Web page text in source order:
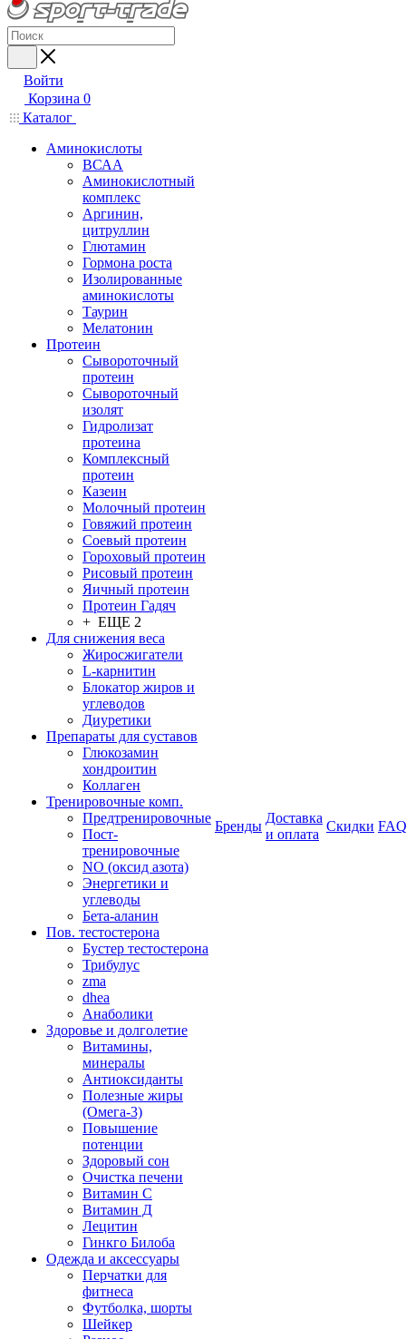
Войти
Корзина 0
Каталог
Аминокислоты
ВСАА
Аминокислотный
комплекс
Аргинин,
цитруллин
Глютамин
Гормона роста
Изолированные
аминокислоты
Таурин
Мелатонин
Протеин
Сывороточный
протеин
Сывороточный
изолят
Гидролизат
протеина
Комплексный
протеин
Казеин
Молочный протеин
Говяжий протеин
Соевый протеин
Гороховый протеин
Рисовый протеин
Яичный протеин
Протеин Гадяч
+ ЕЩЕ 2
Для снижения веса
Жиросжигатели
L-карнитин
Блокатор жиров и
углеводов
Диуретики
Препараты для суставов
Глюкозамин
хондроитин
Коллаген
Тренировочные комп.
Предтренировочные
Пост-
тренировочные
NO (оксид азота)
Энергетики и
углеводы
Бета-аланин
Пов. тестостерона
Бустер тестостерона
Трибулус
zma
dhea
Анаболики
Здоровье и долголетие
Витамины,
минералы
Антиоксиданты
Полезные жиры
(Омега-3)
Повышение
потенции
Здоровый сон
Очистка печени
Витамин С
Витамин Д
Лецитин
Гинкго Билоба
Одежда и аксессуары
Перчатки для
фитнеса
Футболка, шорты
Шейкер
Бренды
Доставка
и оплата
Скидки FAQ